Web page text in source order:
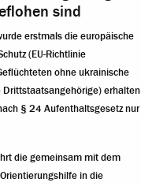
sind
erstmals die europäische
(EU-Richtlinie
ohne ukrainische
erhalten
§ 24 Aufenthaltsgesetz nur
die gemeinsam mit dem
in die